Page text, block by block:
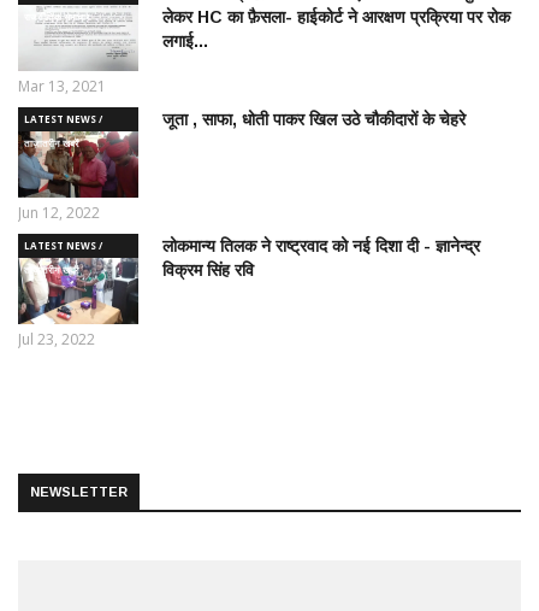
राजनीतिक समाचार
लेकर HC का फ़ैसला- हाईकोर्ट ने आरक्षण प्रक्रिया पर रोक
लगाई...
Mar 13, 2021
LATEST NEWS /
ताज़ातरीन खबरें
जूता , साफा, धोती पाकर खिल उठे चौकीदारों के चेहरे
Jun 12, 2022
LATEST NEWS /
ताज़ातरीन खबरें
लोकमान्य तिलक ने राष्ट्रवाद को नई दिशा दी - ज्ञानेन्द्र
विक्रम सिंह रवि
Jul 23, 2022
NEWSLETTER